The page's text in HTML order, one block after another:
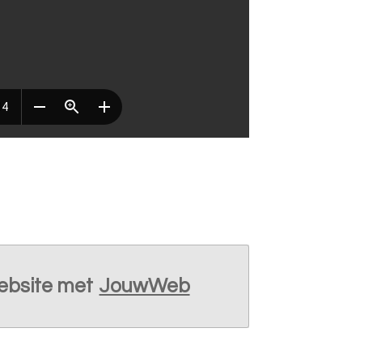
met JouwWeb